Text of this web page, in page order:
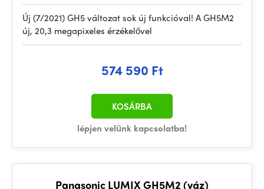
Új (7/2021) GH5 változat sok új funkcióval! A GH5M2
új, 20,3 megapixeles érzékelővel
574 590 Ft
lépjen velünk kapcsolatba!
KOSÁRBA
Panasonic LUMIX GH5M2 (váz)